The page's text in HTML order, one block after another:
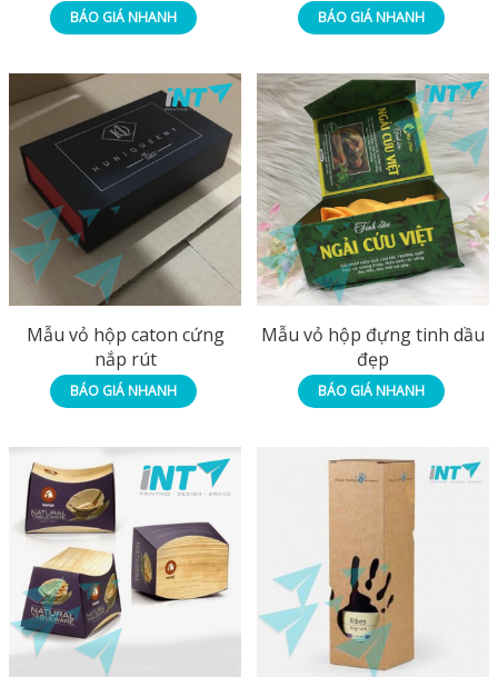
BÁO GIÁ NHANH BÁO GIÁ NHANH
Mẫu vỏ hộp caton cứng
nắp rút
BÁO GIÁ NHANH
Mẫu vỏ hộp đựng tinh dầu
đẹp
BÁO GIÁ NHANH